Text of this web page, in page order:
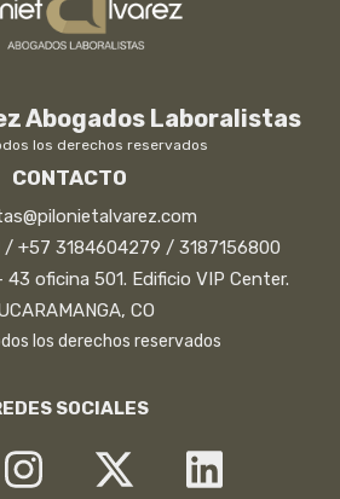
Abogados Laboralistas
los derechos reservados
CONTACTO
+57 3184604279 / 3187156800
oficina 501. Edificio VIP Center.
CO
los derechos reservados
SOCIALES